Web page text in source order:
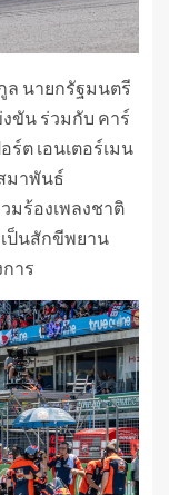
ล นายกรัฐมนตรี
ขัน ร่วมกับ คาร์
ร์ต เอนเตอร์เมน
มาพันธ์
มร้องเพลงชาติ
ป็นสักขีพยาน
าร